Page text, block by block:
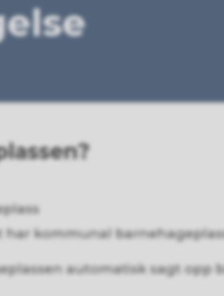
kommunal
automatisk sagt opp